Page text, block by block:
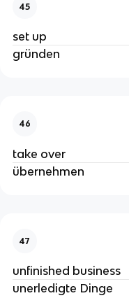
45
set up
gründen
46
take over
übernehmen
47
unfinished business
unerledigte Dinge